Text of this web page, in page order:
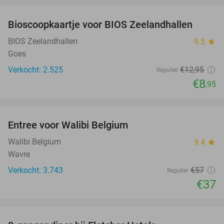
Bioscoopkaartje voor BIOS Zeelandhallen
BIOS Zeelandhallen 9.5 star
Goes
Verkocht: 2.525
Regulier €12,95
€8,95
Entree voor Walibi Belgium
Walibi Belgium 9.4 star
Wavre
Verkocht: 3.743
Regulier €57
€37